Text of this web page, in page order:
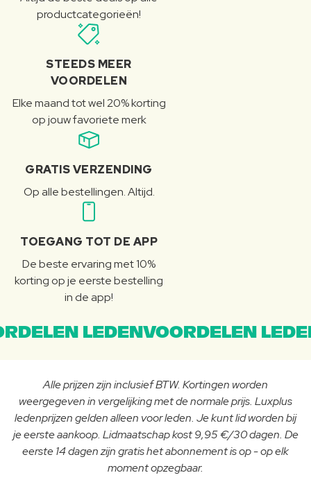
productcategorieën!
STEEDS MEER
VOORDELEN
Elke maand tot wel 20% korting
op jouw favoriete merk
GRATIS VERZENDING
Op alle bestellingen. Altijd.
TOEGANG TOT DE APP
De beste ervaring met 10%
korting op je eerste bestelling
in de app!
LEDENVOORDELEN
Alle prijzen zijn inclusief BTW. Kortingen worden
weergegeven in vergelijking met de normale prijs. Luxplus
ledenprijzen gelden alleen voor leden. Je kunt lid worden bij
je eerste aankoop. Lidmaatschap kost 9,95 €/30 dagen. De
eerste 14 dagen zijn gratis het abonnement is op - op elk
moment opzegbaar.